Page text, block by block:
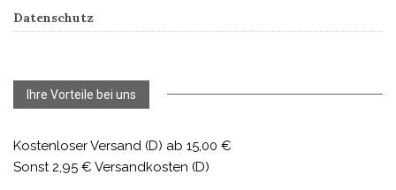
Datenschutz
Ihre Vorteile bei uns
Kostenloser Versand (D) ab 15,00 €
Sonst 2,95 € Versandkosten (D)